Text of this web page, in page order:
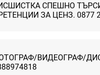
СПЕШНО
ЗА ЦЕНЗ. 0877
ВИДЕОГРАФ/